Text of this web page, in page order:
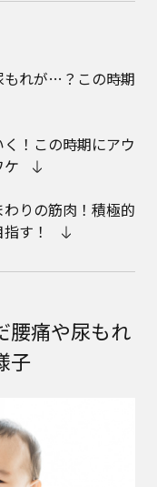
もれが…？この時期
！この時期にアウ
りの筋肉！積極的
す！
腰痛や尿もれ
子